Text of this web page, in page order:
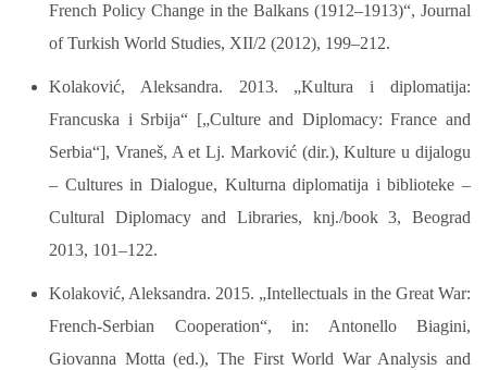
French Policy Change in the Balkans (1912–1913)“, Journal
of Turkish World Studies, XII/2 (2012), 199–212.
Kolaković, Aleksandra. 2013. „Kultura i diplomatija:
Francuska i Srbija“ [„Culture and Diplomacy: France and
Serbia“], Vraneš, A et Lj. Marković (dir.), Kulture u dijalogu
– Cultures in Dialogue, Kulturna diplomatija i biblioteke –
Cultural Diplomacy and Libraries, knj./book 3, Beograd
2013, 101–122.
Kolaković, Aleksandra. 2015. „Intellectuals in the Great War:
French-Serbian Cooperation“, in: Antonello Biagini,
Giovanna Motta (ed.), The First World War Analysis and